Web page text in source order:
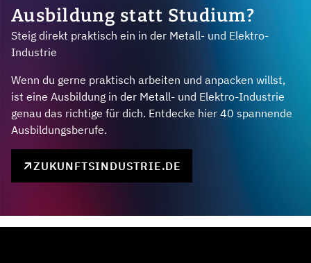
Ausbildung statt Studium?
Steig direkt praktisch ein in der Metall- und Elektro-
Industrie
Wenn du gerne praktisch arbeiten und anpacken willst,
ist eine Ausbildung in der Metall- und Elektro-Industrie
genau das richtige für dich. Entdecke hier 40 spannende
Ausbildungsberufe.
ZUKUNFTSINDUSTRIE.DE